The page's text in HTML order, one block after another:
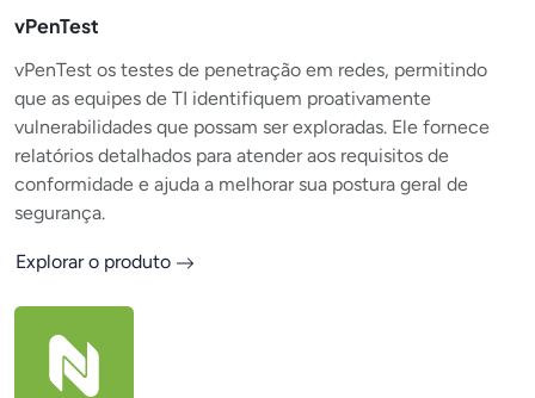
vPenTest
vPenTest os testes de penetração em redes, permitindo
que as equipes de TI identifiquem proativamente
vulnerabilidades que possam ser exploradas. Ele fornece
relatórios detalhados para atender aos requisitos de
conformidade e ajuda a melhorar sua postura geral de
segurança.
Explorar o produto